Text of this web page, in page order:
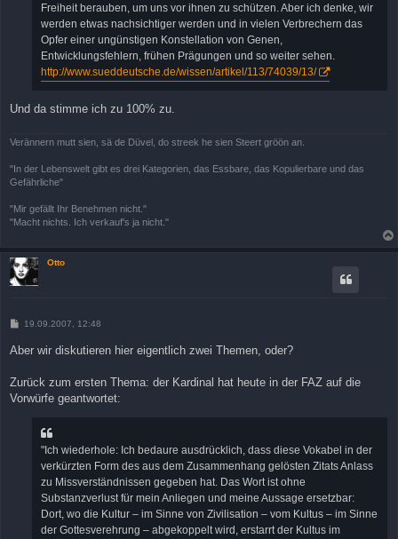
Freiheit berauben, um uns vor ihnen zu schützen. Aber ich denke, wir
werden etwas nachsichtiger werden und in vielen Verbrechern das
Opfer einer ungünstigen Konstellation von Genen,
Entwicklungsfehlern, frühen Prägungen und so weiter sehen.
http://www.sueddeutsche.de/wissen/artikel/113/74039/13/
Und da stimme ich zu 100% zu.
Verännern mutt sien, sä de Düvel, do streek he sien Steert gröön an.
"In der Lebenswelt gibt es drei Kategorien, das Essbare, das Kopulierbare und das
Gefährliche"
"Mir gefällt Ihr Benehmen nicht."
"Macht nichts. Ich verkauf's ja nicht."
Otto
B
t
g
19.09.2007, 12:48
Aber wir diskutieren hier eigentlich zwei Themen, oder?
Zurück zum ersten Thema: der Kardinal hat heute in der FAZ auf die
Vorwürfe geantwortet:
"Ich wiederhole: Ich bedaure ausdrücklich, dass diese Vokabel in der
verkürzten Form des aus dem Zusammenhang gelösten Zitats Anlass
zu Missverständnissen gegeben hat. Das Wort ist ohne
Substanzverlust für mein Anliegen und meine Aussage ersetzbar:
Dort, wo die Kultur – im Sinne von Zivilisation – vom Kultus – im Sinne
der Gottesverehrung – abgekoppelt wird, erstarrt der Kultus im